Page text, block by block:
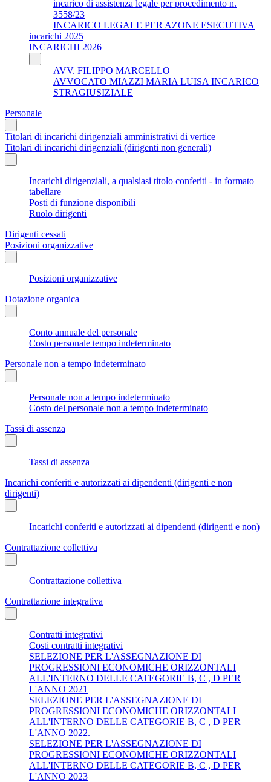
incarico di assistenza legale per procedimento n.
3558/23
INCARICO LEGALE PER AZONE ESECUTIVA
incarichi 2025
INCARICHI 2026
AVV. FILIPPO MARCELLO
AVVOCATO MIAZZI MARIA LUISA INCARICO
STRAGIUSIZIALE
Personale
Titolari di incarichi dirigenziali amministrativi di vertice
Titolari di incarichi dirigenziali (dirigenti non generali)
Incarichi dirigenziali, a qualsiasi titolo conferiti - in formato
tabellare
Posti di funzione disponibili
Ruolo dirigenti
Dirigenti cessati
Posizioni organizzative
Posizioni organizzative
Dotazione organica
Conto annuale del personale
Costo personale tempo indeterminato
Personale non a tempo indeterminato
Personale non a tempo indeterminato
Costo del personale non a tempo indeterminato
Tassi di assenza
Tassi di assenza
Incarichi conferiti e autorizzati ai dipendenti (dirigenti e non
dirigenti)
Incarichi conferiti e autorizzati ai dipendenti (dirigenti e non)
Contrattazione collettiva
Contrattazione collettiva
Contrattazione integrativa
Contratti integrativi
Costi contratti integrativi
SELEZIONE PER L'ASSEGNAZIONE DI
PROGRESSIONI ECONOMICHE ORIZZONTALI
ALL'INTERNO DELLE CATEGORIE B, C , D PER
L'ANNO 2021
SELEZIONE PER L'ASSEGNAZIONE DI
PROGRESSIONI ECONOMICHE ORIZZONTALI
ALL'INTERNO DELLE CATEGORIE B, C , D PER
L'ANNO 2022.
SELEZIONE PER L'ASSEGNAZIONE DI
PROGRESSIONI ECONOMICHE ORIZZONTALI
ALL'INTERNO DELLE CATEGORIE B, C , D PER
L'ANNO 2023